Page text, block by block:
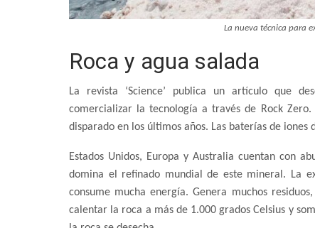
La nueva técnica para
Roca y agua salada
La revista ‘Science’ publica un artículo que
comercializar la tecnología a través de Rock
disparado en los últimos años. Las baterías de
Estados Unidos, Europa y Australia cuentan con
domina el refinado mundial de este mineral. La
consume mucha energía. Genera muchos
calentar la roca a más de 1.000 grados Celsius y